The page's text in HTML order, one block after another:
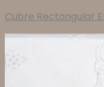
Cubre Rectangular